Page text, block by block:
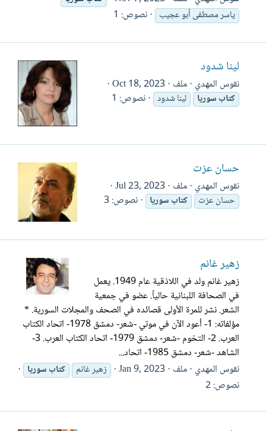
ياسر مصطفى أبو عجيب
نصوص: 1
لينا شدود
نقوس المهدي ملف Oct 18, 2023
كتابسوريا لينا شدود نصوص: 1
حسان عزت
نقوس المهدي ملف Jul 23, 2023
حسان عزت كتابسوريا نصوص: 3
زهير غانم
زهير غانم ولد في اللاذقية عام 1949. يعمل
في الصحافة اللبنانية حالياً. عضو في جمعية
الشعر. نشر للمرة الأولى قصائده في الصحف والمجلات السورية. *
مؤلفاته: 1- أعود الآن في موتي -شعر- دمشق 1978- اتحاد الكتاب
العرب. 2- التخوم -شعر- دمشق 1979- اتحاد الكتاب العرب. 3-
الشاهد -شعر- دمشق 1985- اتحاد...
نقوس المهدي ملف Jan 9, 2023 زهير غانم كتابسوريا
نصوص: 2